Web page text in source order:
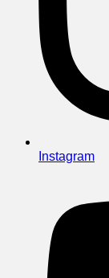
Instagram